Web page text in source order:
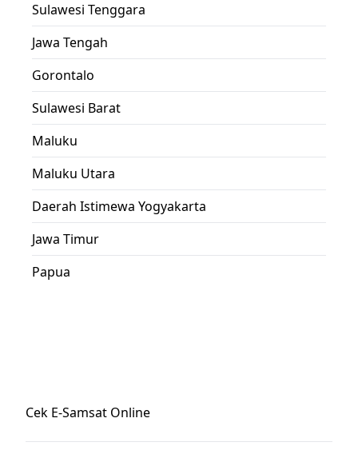
Sulawesi Tenggara
Jawa Tengah
Gorontalo
Sulawesi Barat
Maluku
Maluku Utara
Daerah Istimewa Yogyakarta
Jawa Timur
Papua
Cek E-Samsat Online